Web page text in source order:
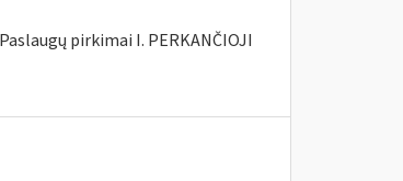
pirkimai I. PERKANČIOJI